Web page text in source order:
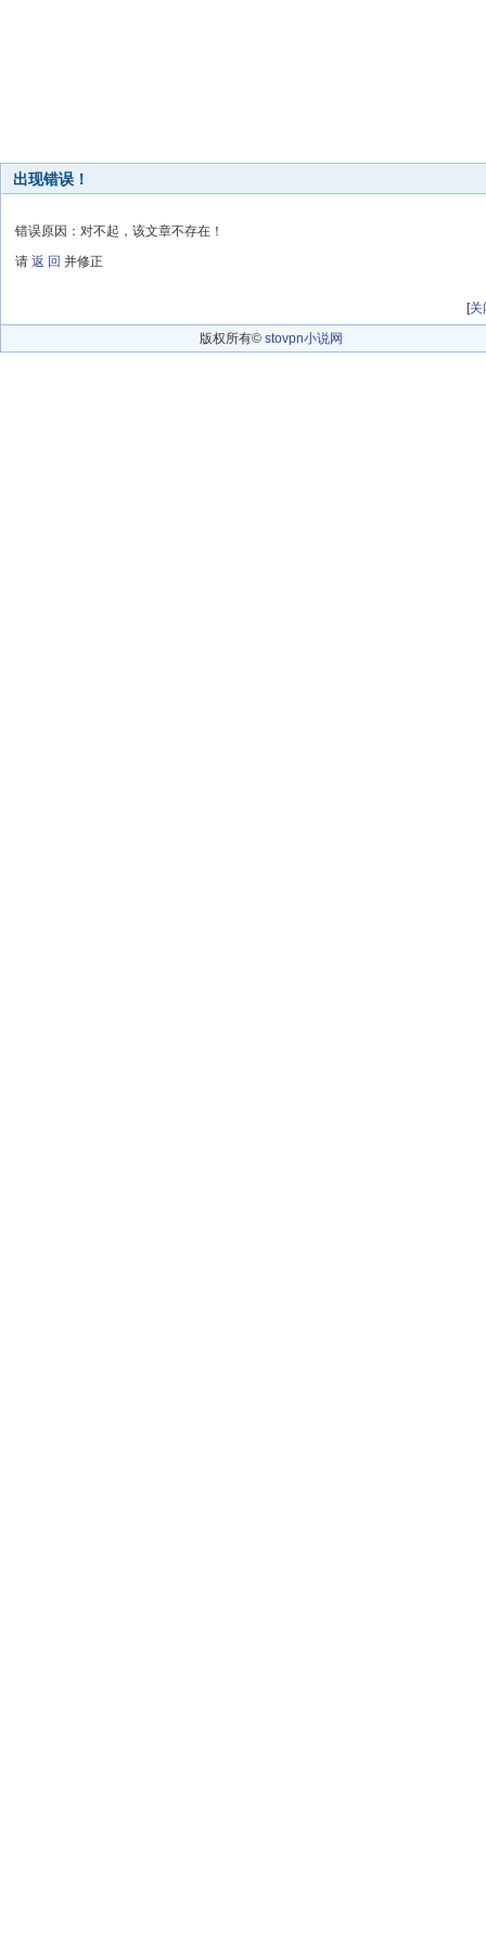
出现错误！
错误原因：对不起，该文章不存在！
请 返 回 并修正
[关
版权所有© stovpn小说网